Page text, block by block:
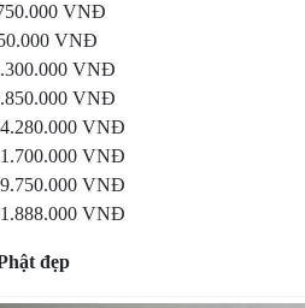
VNĐ
VNĐ
VNĐ
VNĐ
VNĐ
VNĐ
VNĐ
VNĐ
đẹp